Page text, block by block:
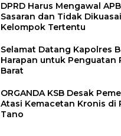
DPRD Harus Mengawal
Sasaran dan Tidak
Kelompok Tertentu
Selamat Datang Kapolres
Harapan untuk Penguatan
Barat
ORGANDA KSB Desak
Atasi Kemacetan Kronis di
Tano